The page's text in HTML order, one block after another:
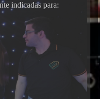
indicadas para: